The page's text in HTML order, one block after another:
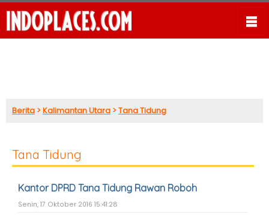
Berita >Kalimantan Utara >Tana Tidung
Tana Tidung
Kantor DPRD Tana Tidung Rawan Roboh
Senin, 17 Oktober 2016 15:41:28